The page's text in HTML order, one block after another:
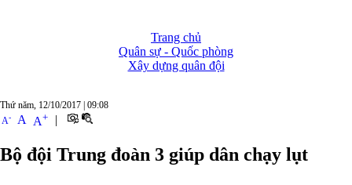
Trang chủ
Quân sự - Quốc phòng
Xây dựng quân đội
Thứ năm, 12/10/2017 09:08
A- A A+ |
Bộ đội Trung đoàn 3 giúp dân chạy lụt